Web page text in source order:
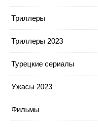
Триллеры
Триллеры 2023
Турецкие сериалы
Ужасы 2023
Фильмы